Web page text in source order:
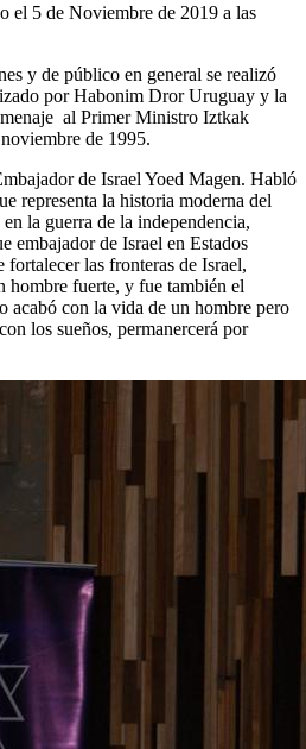
el 5 de Noviembre de 2019 a las
y de público en general se realizó
por Habonim Dror Uruguay y la
al Primer Ministro Iztkak
de 1995.
de Israel Yoed Magen. Habló
representa la historia moderna del
la guerra de la independencia,
embajador de Israel en Estados
las fronteras de Israel,
hombre fuerte, y fue también el
acabó con la vida de un hombre pero
los sueños, permanercerá por